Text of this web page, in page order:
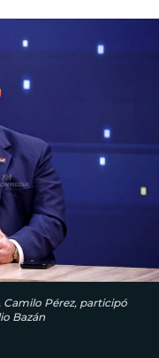
Pérez, participó
Bazán